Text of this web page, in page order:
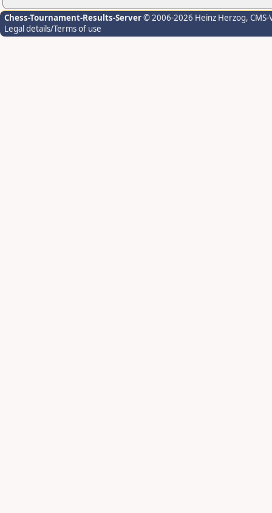
Chess-Tournament-Results-Server© 2006-2026 Heinz Herzog,
Legal details/Terms of use